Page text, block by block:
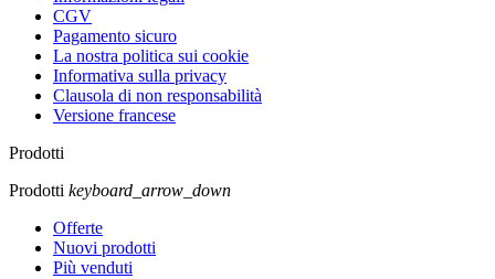
CGV
Pagamento sicuro
La nostra politica sui cookie
Informativa sulla privacy
Clausola di non responsabilità
Versione francese
Prodotti
Prodotti keyboard_arrow_down
Offerte
Nuovi prodotti
Più venduti